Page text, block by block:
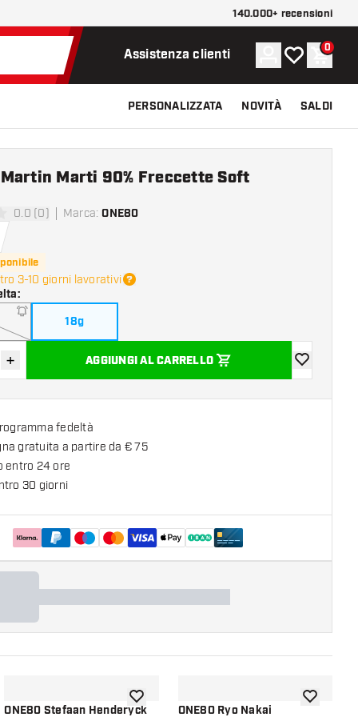
140.000+ recensioni
Assistenza clienti Account
La mia lista
0
PERSONALIZZATA NOVITÀ SALDI
0.0 (0) Marca: ONE80
Martin Marti 90% Freccette Soft
3-10 giorni lavorativi
:
18g
quantità
Aumenta quantità
+ AGGIUNGI AL CARRELLO
aggiungi
fedeltà
gratuita a partire da € 75
entro 24 ore
30 giorni
lista dei desideri
ONE80 Stefaan Henderyckaggiungi alla lista dei desideri
ONE80 Ryo Nakai
aggiungi